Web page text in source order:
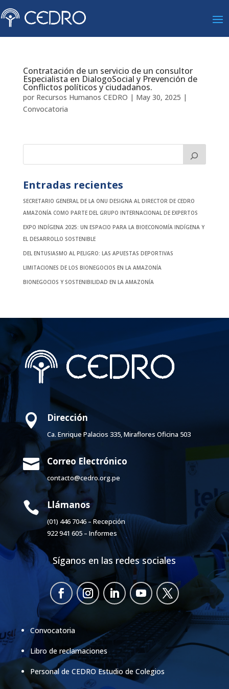
Contratación de un servicio de un consultor
Especialista en DialogoSocial y Prevención de
Conflictos políticos y ciudadanos.
por Recursos Humanos CEDRO | May 30, 2025 |
Convocatoria
Entradas recientes
SECRETARIO GENERAL DE LA ONU DESIGNA AL DIRECTOR DE CEDRO
AMAZONÍA COMO PARTE DEL GRUPO INTERNACIONAL DE EXPERTOS
EXPO INDÍGENA 2025: UN ESPACIO PARA LA BIOECONOMÍA INDÍGENA Y
EL DESARROLLO SOSTENIBLE
DEL ENTUSIASMO AL PELIGRO: LAS APUESTAS DEPORTIVAS
LIMITACIONES DE LOS BIONEGOCIOS EN LA AMAZONÍA
BIONEGOCIOS Y SOSTENIBILIDAD EN LA AMAZONÍA
 Dirección
Ca. Enrique Palacios 335, Miraflores Oficina 503
 Correo Electrónico
contacto@cedro.org.pe
 Llámanos
(01) 446 7046 – Recepción
922 941 605 – Informes
Síganos en las redes sociales
Convocatoria
Libro de reclamaciones
Personal de CEDRO Estudio de Colegios